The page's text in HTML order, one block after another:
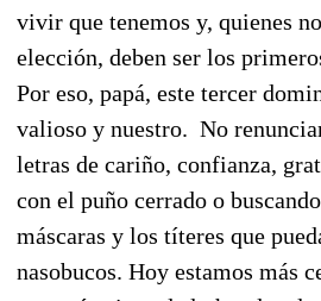
vivir que tenemos y, quienes
elección, deben ser los
Por eso, papá, este tercer
valioso y nuestro. No
letras de cariño, confianza,
con el puño cerrado o
máscaras y los títeres que
nasobucos. Hoy estamos más